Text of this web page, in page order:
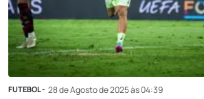
FUTEBOL - 28 de Agosto de 2025 às 04:39